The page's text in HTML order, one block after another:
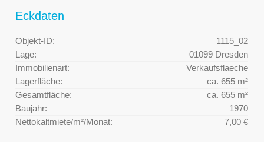
Eckdaten
Objekt-ID:
1115_02
Lage:
01099 Dresden
Immobilienart:
Verkaufsflaeche
Lagerfläche:
ca. 655 m²
Gesamtfläche:
ca. 655 m²
Baujahr:
1970
Nettokaltmiete/m²/Monat:
7,00 €